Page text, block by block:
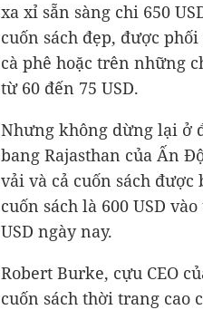
xa xỉ sẵn sàng chi 650
cuốn sách đẹp, được
cà phê hoặc trên những
từ 60 đến 75 USD.
Nhưng không dừng lại ở
bang Rajasthan của Ấn
vải và cả cuốn sách được
cuốn sách là 600 USD
USD ngày nay.
Robert Burke, cựu CEO
cuốn sách thời trang cao